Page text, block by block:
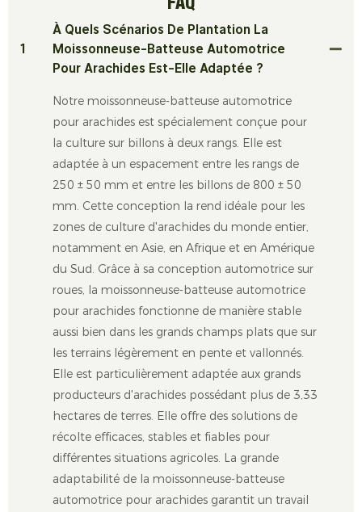
1
À Quels Scénarios De Plantation La
Moissonneuse-Batteuse Automotrice
Pour Arachides Est-Elle Adaptée ?
Notre moissonneuse-batteuse automotrice
pour arachides est spécialement conçue pour
la culture sur billons à deux rangs. Elle est
adaptée à un espacement entre les rangs de
250 ± 50 mm et entre les billons de 800 ± 50
mm. Cette conception la rend idéale pour les
zones de culture d'arachides du monde entier,
notamment en Asie, en Afrique et en Amérique
du Sud. Grâce à sa conception automotrice sur
roues, la moissonneuse-batteuse automotrice
pour arachides fonctionne de manière stable
aussi bien dans les grands champs plats que sur
les terrains légèrement en pente et vallonnés.
Elle est particulièrement adaptée aux grands
producteurs d'arachides possédant plus de 3,33
hectares de terres. Elle offre des solutions de
récolte efficaces, stables et fiables pour
différentes situations agricoles. La grande
adaptabilité de la moissonneuse-batteuse
automotrice pour arachides garantit un travail